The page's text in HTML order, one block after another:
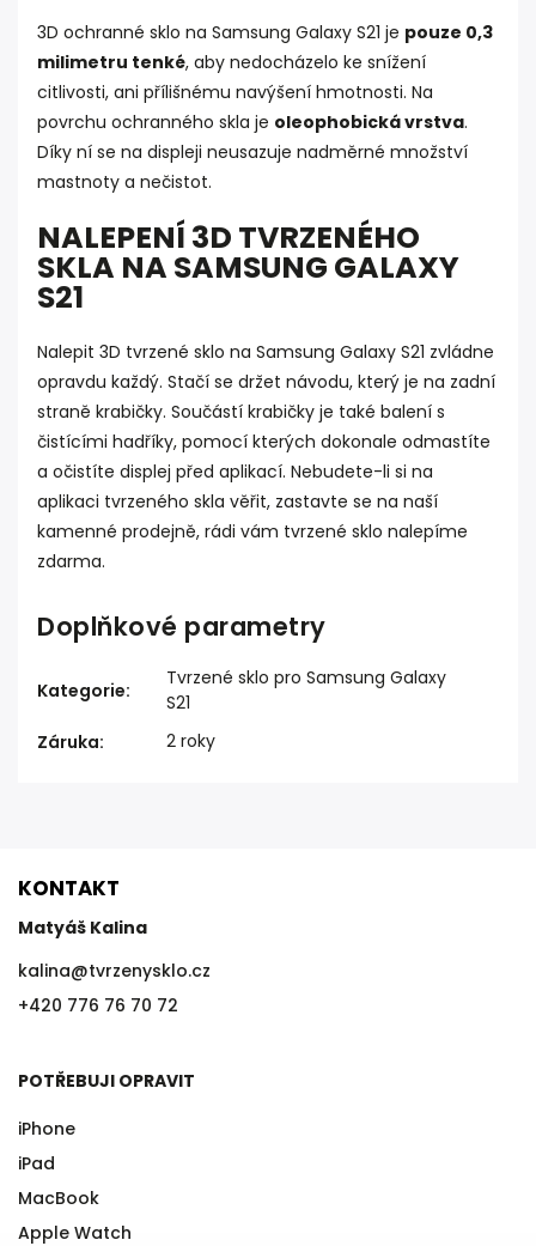
3D ochranné sklo na Samsung Galaxy S21 je pouze 0,3
milimetru tenké, aby nedocházelo ke snížení
citlivosti, ani přílišnému navýšení hmotnosti. Na
povrchu ochranného skla je oleophobická vrstva.
Díky ní se na displeji neusazuje nadměrné množství
mastnoty a nečistot.
NALEPENÍ 3D TVRZENÉHO
SKLA NA SAMSUNG GALAXY
S21
Nalepit 3D tvrzené sklo na Samsung Galaxy S21 zvládne
opravdu každý. Stačí se držet návodu, který je na zadní
straně krabičky. Součástí krabičky je také balení s
čistícími hadříky, pomocí kterých dokonale odmastíte
a očistíte displej před aplikací. Nebudete-li si na
aplikaci tvrzeného skla věřit, zastavte se na naší
kamenné prodejně, rádi vám tvrzené sklo nalepíme
zdarma.
Doplňkové parametry
Kategorie:
Tvrzené sklo pro Samsung Galaxy
S21
Záruka: 2 roky
KONTAKT
Matyáš Kalina
kalina@tvrzenysklo.cz
+420 776 76 70 72
POTŘEBUJI OPRAVIT
iPhone
iPad
MacBook
Apple Watch